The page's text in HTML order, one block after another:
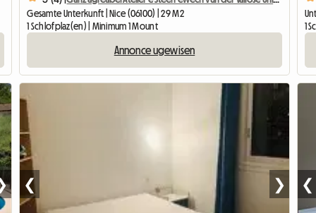
Gesamte Unterkunft | Nice (06100) | 29 M2
1 Schlofplaz(en) | Minimum 1 Mount
Annonce ugewisen
1
❮ ❯ ❮